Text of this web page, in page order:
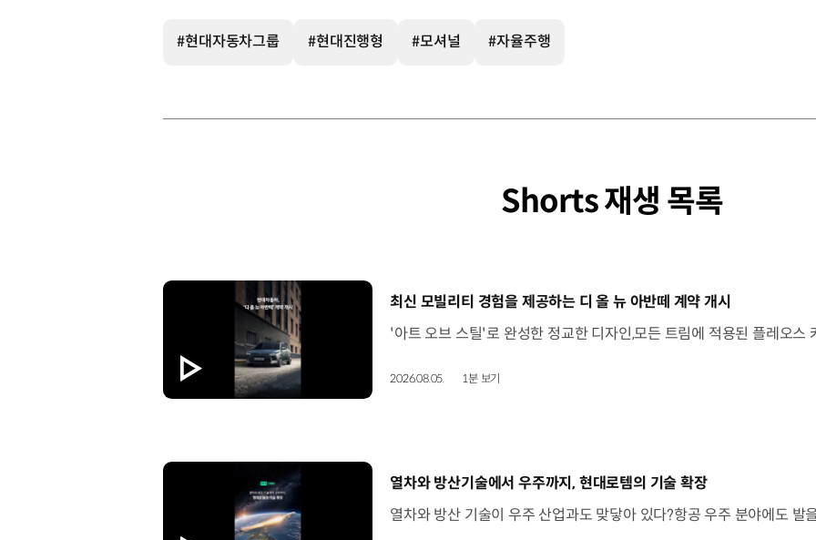
#현대자동차그룹 #현대진행형 #모셔널 #자율주행
Shorts 재생 목록
[동영상]
최신 모빌리티 경험을 제공하는 디 올 뉴 아반떼 계약 개시
2026.08.05. 1분 보기
[동영상]
열차와 방산기술에서 우주까지, 현대로템의 기술 확장